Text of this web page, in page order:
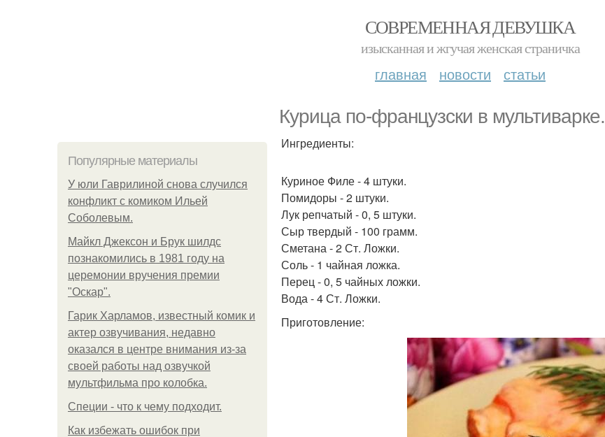
СОВРЕМЕННАЯ ДЕВУШКА
изысканная и жгучая женская страничка
главная новости статьи
Курица по-французски в мультиварке.
Популярные материалы
У юли Гаврилиной снова случился
конфликт с комиком Ильей
Соболевым.
Майкл Джексон и Брук шилдс
познакомились в 1981 году на
церемонии вручения премии
"Оскар".
Гарик Харламов, известный комик и
актер озвучивания, недавно
оказался в центре внимания из-за
своей работы над озвучкой
мультфильма про колобка.
Специи - что к чему подходит.
Как избежать ошибок при
Ингредиенты:
Куриное Филе - 4 штуки.
Помидоры - 2 штуки.
Лук репчатый - 0, 5 штуки.
Сыр твердый - 100 грамм.
Сметана - 2 Ст. Ложки.
Соль - 1 чайная ложка.
Перец - 0, 5 чайных ложки.
Вода - 4 Ст. Ложки.
Приготовление: